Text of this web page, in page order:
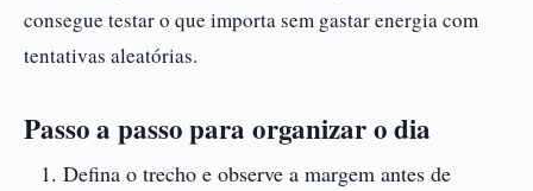
consegue testar o que importa sem gastar energia com
tentativas aleatórias.
Passo a passo para organizar o dia
Defina o trecho e observe a margem antes de